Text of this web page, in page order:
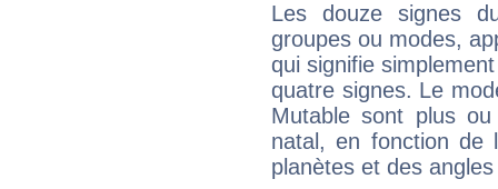
Les douze signes
groupes ou modes,
qui signifie
quatre signes. Le
Mutable sont plus
natal, en fonction de
planètes et des